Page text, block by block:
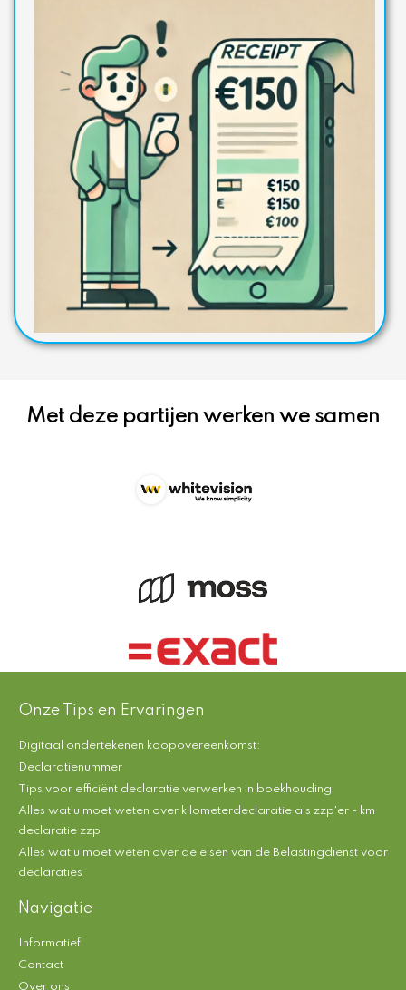
Met deze partijen werken we samen
Onze Tips en Ervaringen
Digitaal ondertekenen koopovereenkomst:
Declaratienummer
Tips voor efficiënt declaratie verwerken in boekhouding
Alles wat u moet weten over kilometerdeclaratie als zzp'er - km
declaratie zzp
Alles wat u moet weten over de eisen van de Belastingdienst voor
declaraties
Navigatie
Informatief
Contact
Over ons